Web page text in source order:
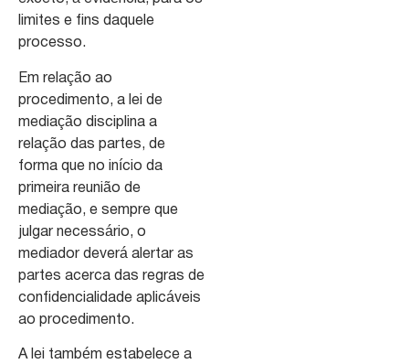
limites e fins daquele
processo.
Em relação ao
procedimento, a lei de
mediação disciplina a
relação das partes, de
forma que no início da
primeira reunião de
mediação, e sempre que
julgar necessário, o
mediador deverá alertar as
partes acerca das regras de
confidencialidade aplicáveis
ao procedimento.
A lei também estabelece a